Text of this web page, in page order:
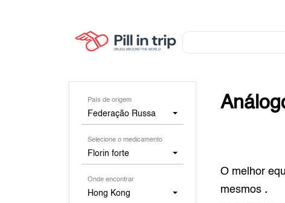
País de origem
Federação Russa
Selecione o medicamento
Florin forte
Onde encontrar
Hong Kong
O melhor
mesmos .